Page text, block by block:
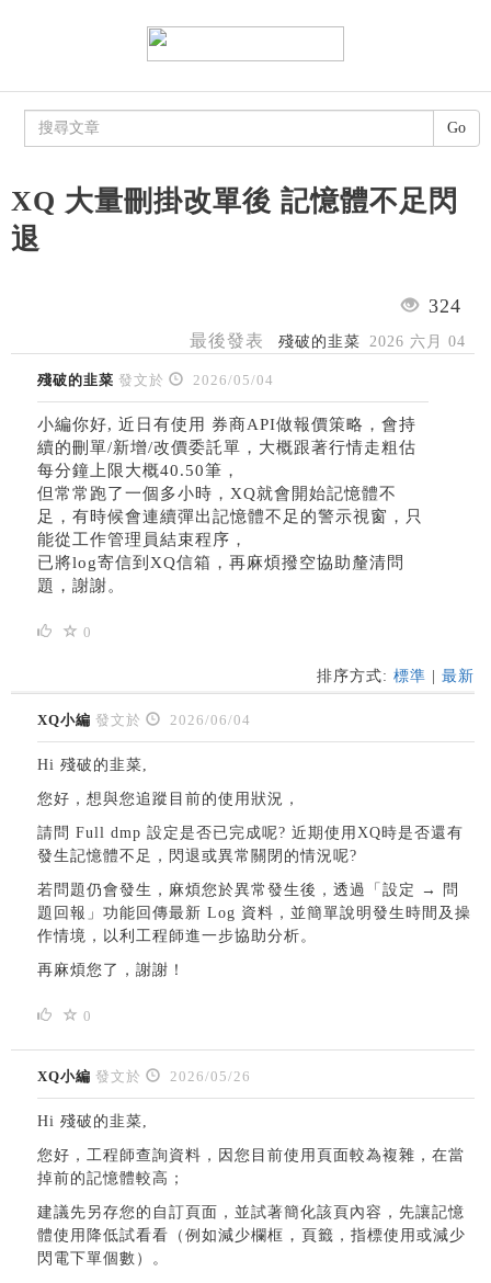
XQ 大量刪掛改單後 記憶體不足閃
退
324
最後發表 殘破的韭菜 2026 六月 04
殘破的韭菜 發文於 2026/05/04
小編你好, 近日有使用 券商API做報價策略，會持
續的刪單/新增/改價委託單，大概跟著行情走粗估
每分鐘上限大概40.50筆，
但常常跑了一個多小時，XQ就會開始記憶體不
足，有時候會連續彈出記憶體不足的警示視窗，只
能從工作管理員結束程序，
已將log寄信到XQ信箱，再麻煩撥空協助釐清問
題，謝謝。
0
排序方式: 標準 最新
XQ小編 發文於 2026/06/04
Hi 殘破的韭菜,
您好，想與您追蹤目前的使用狀況，
請問 Full dmp 設定是否已完成呢? 近期使用XQ時是否還有
發生記憶體不足，閃退或異常關閉的情況呢?
若問題仍會發生，麻煩您於異常發生後，透過「設定 → 問
題回報」功能回傳最新 Log 資料，並簡單說明發生時間及操
作情境，以利工程師進一步協助分析。
再麻煩您了，謝謝！
0
XQ小編 發文於 2026/05/26
Hi 殘破的韭菜,
您好，工程師查詢資料，因您目前使用頁面較為複雜，在當
掉前的記憶體較高；
建議先另存您的自訂頁面，並試著簡化該頁內容，先讓記憶
體使用降低試看看（ 例如減少欄框 ， 頁籤，指標使用或減少
閃電下單個數）。
Go